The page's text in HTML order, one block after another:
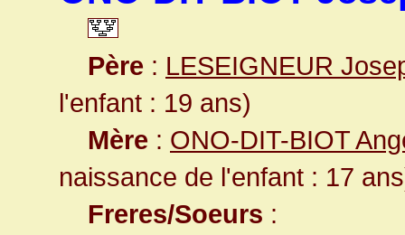
Père : LESEIGNEUR
l'enfant : 19 ans)
Mère : ONO-DIT-BIOT
naissance de l'enfant : 17
Freres/Soeurs :